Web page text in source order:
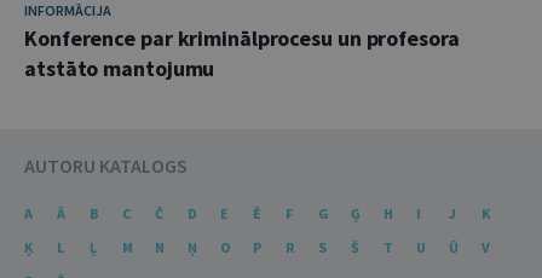
INFORMĀCIJA
Konference par kriminālprocesu un profesora
atstāto mantojumu
AUTORU KATALOGS
A Ā B C Č D E Ē F G Ģ H I J
K
Ķ
L Ļ M N Ņ O P R S Š T U Ū
V